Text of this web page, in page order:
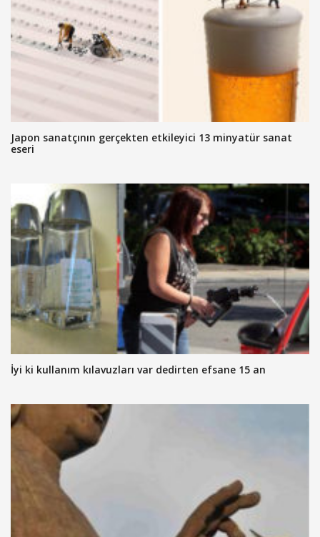
Japon sanatçının gerçekten etkileyici 13 minyatür sanat
eseri
İyi ki kullanım kılavuzları var dedirten efsane 15 an